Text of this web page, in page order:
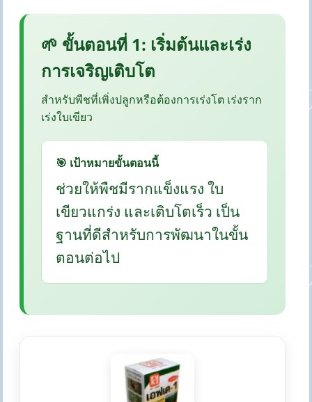
🌱 ขั้นตอนที่ 1: เริ่มต้นและเร่ง
การเจริญเติบโต
สำหรับพืชที่เพิ่งปลูกหรือต้องการเร่งโต เร่งราก
เร่งใบเขียว
🎯 เป้าหมายขั้นตอนนี้
ช่วยให้พืชมีรากแข็งแรง ใบ
เขียวแกร่ง และเติบโตเร็ว เป็น
ฐานที่ดีสำหรับการพัฒนาในขั้น
ตอนต่อไป